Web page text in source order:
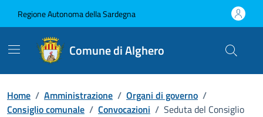
Regione Autonoma della Sardegna
Comune di Alghero
Home / Amministrazione / Organi di governo /
Consiglio comunale / Convocazioni / Seduta del Consiglio